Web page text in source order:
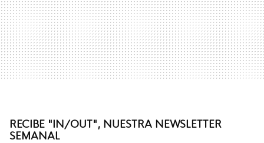
RECIBE "IN/OUT", NUESTRA NEWSLETTER
SEMANAL